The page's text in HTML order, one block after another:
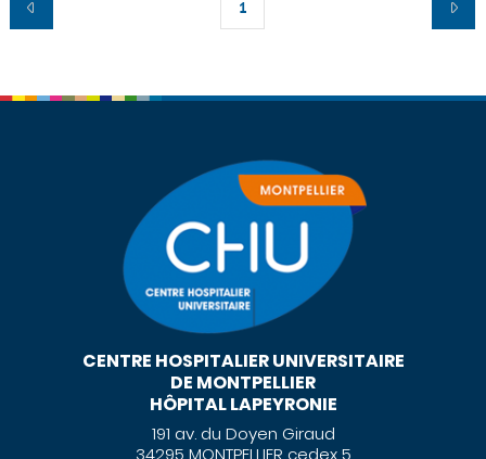
1
CENTRE HOSPITALIER UNIVERSITAIRE
DE MONTPELLIER
HÔPITAL LAPEYRONIE
191 av. du Doyen Giraud
34295 MONTPELLIER cedex 5